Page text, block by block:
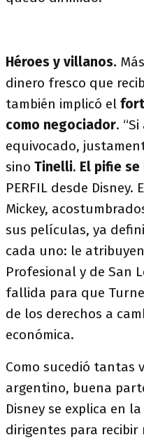
Héroes y villanos.
dinero fresco que
también implicó el
como negociador.
equivocado,
sino Tinelli. El pifie
PERFIL desde
Mickey,
sus películas, ya
cada uno: le
Profesional y de San
fallida para que
de los derechos a
económica.
Como sucedió tantas
argentino, buena
Disney se explica en
dirigentes para recibir